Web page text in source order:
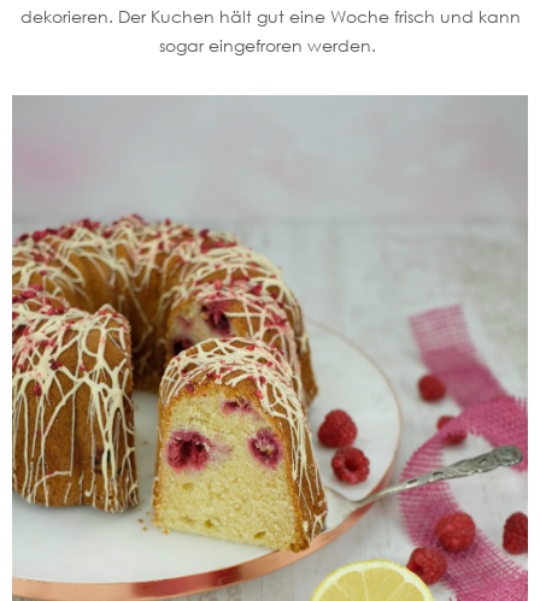
dekorieren. Der Kuchen hält gut eine Woche frisch und kann
sogar eingefroren werden.